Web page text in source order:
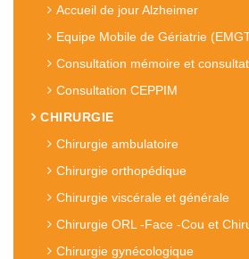
Accueil de jour Alzheimer
Equipe Mobile de Gériatrie
Consultation mémoire et
Consultation CEPPIM
CHIRURGIE
Chirurgie ambulatoire
Chirurgie orthopédique
Chirurgie viscérale et générale
Chirurgie ORL -Face -Cou et
Chirurgie gynécologique